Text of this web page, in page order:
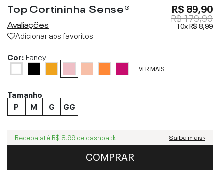
Top Cortininha Sense®
Avaliações
Adicionar aos favoritos
R$ 89,90
R$ 179,90
10xR$ 8,99
Cor:Fancy
VER MAIS
Tamanho
P
M G GG
Receba até R$ 8,99 de cashback Saiba mais ›
COMPRAR